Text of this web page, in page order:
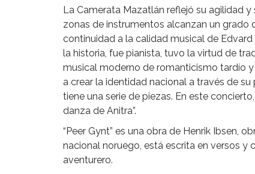
La Camerata Mazatlán reflejó su agilidad
zonas de instrumentos alcanzan un grado
continuidad a la calidad musical de
la historia, fue pianista, tuvo la virtud de
musical moderno de romanticismo tardío
a crear la identidad nacional a través de su
tiene una serie de piezas. En este
danza de Anitra”.
“Peer Gynt” es una obra de Henrik Ibsen,
nacional noruego, está escrita en versos y
aventurero.